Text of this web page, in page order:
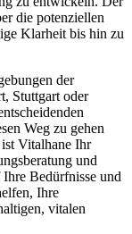
die potenziellen
Klarheit bis hin zu
der
Stuttgart oder
Weg zu gehen
Vitalhane Ihr
und
Bedürfnisse und
Ihre
vitalen